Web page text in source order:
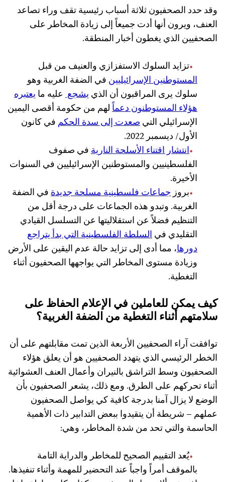
وقد حدد الصحفيون ثلاثة أسباب رئيسية تقف وراء تصاعد
العنف، ويرون أنها أدت جميعاً إلى زيادة المخاطر على
الصحفيين الذي يغطون أخبار المنطقة.
تزايد السلوك الاستفزازي والعنيف من قبل
المستوطنين الإسرائيليين في الضفة الغربية وهو
سلوك يرى المراقبون أن الذييشجع عليه مايعتبره
هؤلاء المستوطنون دعماًلهم من حكومة أقصى اليمين
الإسرائيلي التيصعدت إلى سدة الحكم في كانون
الأول/ ديسمبر 2022.
انتشار اقتناء الأسلحة الناريةفي صفوف
الفلسطينيين والمستوطنين الإسرائيليين في السنوات
الأخيرة.
بروزجماعات فلسطينية مسلحة جديدةفي الضفة
الغربية. وتبدو هذه الجماعات على درجة أقل من
التنظيم فضلاً عن استقلاليتها عن التسلسل القيادي
التقليدي فيالسلطة الفلسطينية التي بدأ يتراجع
دورها، مما أدى إلى تزايد حالة عدم اليقين على الأرض
وزيادة مستوى المخاطر التي يواجهها الصحفيون أثناء
التغطية.
كيف يمكن للعاملين في الإعلام الحفاظ على
سلامتهم أثناء التغطية من الضفة الغربية؟
توافقت آراء الصحفيين الأربعة الذين تمت مقابلتهم على أن
الخطر الرئيسي الذي يتهدد الصحفيين هو أن يعلق هؤلاء
الصحفيون وسط التراشق بالنيران وأعمال العنف العشوائية
أثناء تحركهم على الطرق. ومع ذلك، يشعر الصحفيون بأن
الوضع لا يزال آمنا بدرجة كافية كي يواصل الصحفيون
عملهم – شريطة أن يتقيدوا ببعض التدابير ذات الأهمية
الحاسمة والتي تحد من شدة المخاطر، وهي:
يُعد التقييم الصحيح للمخاطر والدراية التامة
بالموقف أمراً واجباً عند التحضير للمهمة وأثناء تنفيذها.